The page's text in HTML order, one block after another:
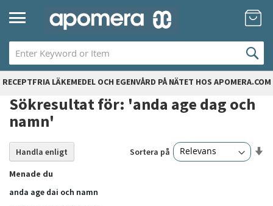
Hoppa
till
RECEPTFRIA LÄKEMEDEL OCH EGENVÅRD PÅ NÄTET HOS APOMERA.COM
Sökresultat för: 'anda age dag och
namn'
20artiklar
Sortera på
Menade du
anda age dai och namn
Handla enligt